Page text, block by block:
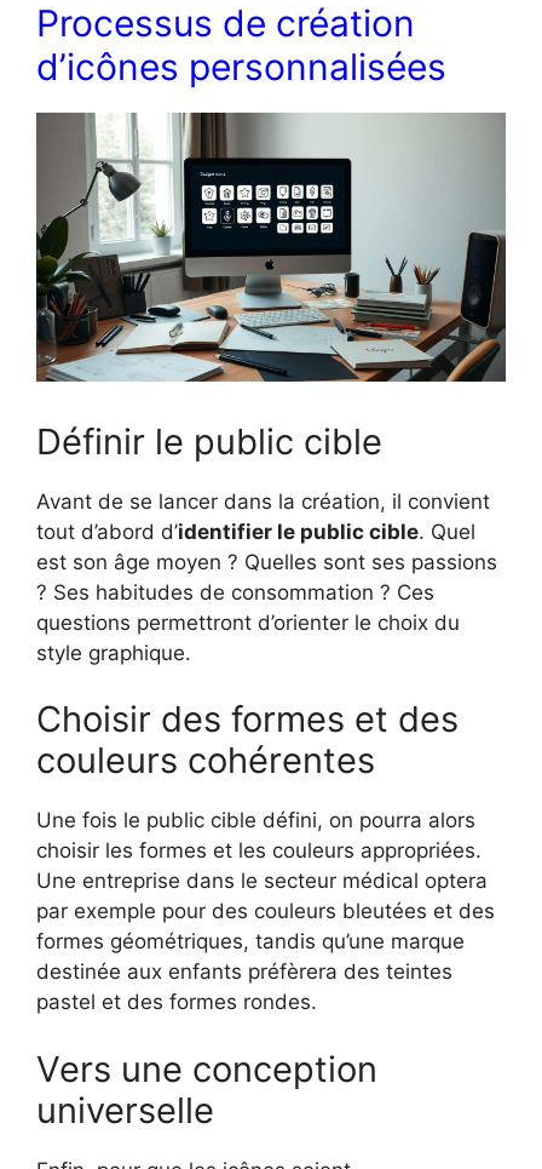
Processus de création
d’icônes personnalisées
Définir le public cible
Avant de se lancer dans la création, il convient
tout d’abord d’identifier le public cible. Quel
est son âge moyen ? Quelles sont ses passions
? Ses habitudes de consommation ? Ces
questions permettront d’orienter le choix du
style graphique.
Choisir des formes et des
couleurs cohérentes
Une fois le public cible défini, on pourra alors
choisir les formes et les couleurs appropriées.
Une entreprise dans le secteur médical optera
par exemple pour des couleurs bleutées et des
formes géométriques, tandis qu’une marque
destinée aux enfants préfèrera des teintes
pastel et des formes rondes.
Vers une conception
universelle